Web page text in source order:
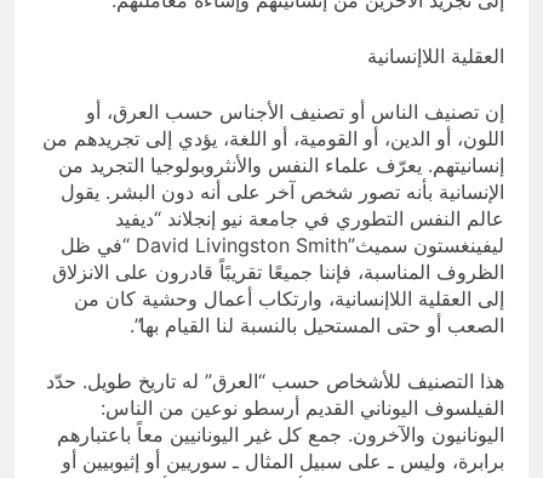
العقلية اللاإنسانية
إن تصنيف الناس أو تصنيف الأجناس حسب العرق، أو
اللون، أو الدين، أو القومية، أو اللغة، يؤدي إلى تجريدهم من
إنسانيتهم. يعرّف علماء النفس والأنثروبولوجيا التجريد من
الإنسانية بأنه تصور شخص آخر على أنه دون البشر. يقول
عالم النفس التطوري في جامعة نيو إنجلاند “ديفيد
ليفينغستون سميث”David Livingston Smith “في ظل
الظروف المناسبة، فإننا جميعًا تقريبًاً قادرون على الانزلاق
إلى العقلية اللاإنسانية، وارتكاب أعمال وحشية كان من
الصعب أو حتى المستحيل بالنسبة لنا القيام بها”.
هذا التصنيف للأشخاص حسب “العرق” له تاريخ طويل. حدّد
الفيلسوف اليوناني القديم أرسطو نوعين من الناس:
اليونانيون والآخرون. جمع كل غير اليونانيين معاً باعتبارهم
برابرة، وليس ـ على سبيل المثال ـ سوريين أو إثيوبيين أو